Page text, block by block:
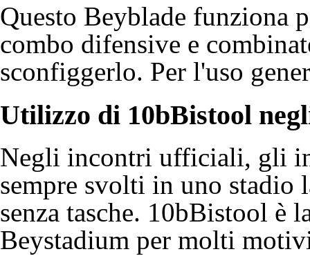
Questo Beyblade funziona
combo difensive e
sconfiggerlo. Per l'uso
Utilizzo di 10bBistool
Negli incontri ufficiali, gli
sempre svolti in uno stadio
senza tasche. 10bBistool è
Beystadium per molti